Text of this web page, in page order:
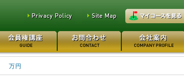
カントリー倶楽部 55万円
レイクウッドゴルフクラブ
3400万円
梨花カントリーク... 20万円
万円